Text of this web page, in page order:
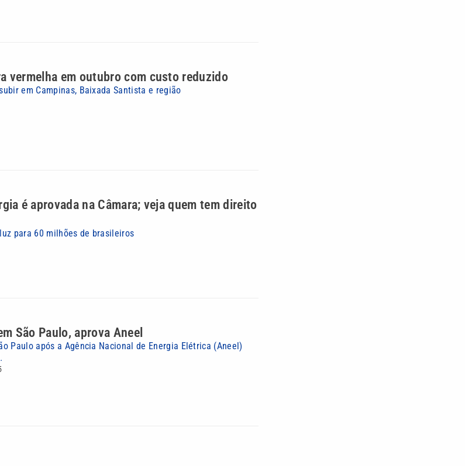
vermelha em outubro com custo reduzido
em Campinas, Baixada Santista e região
é aprovada na Câmara; veja quem tem direito
para 60 milhões de brasileiros
São Paulo, aprova Aneel
Paulo após a Agência Nacional de Energia Elétrica (Aneel)